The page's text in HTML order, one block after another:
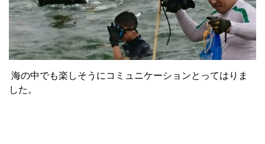
海の中でも楽しそうにコミュニケーションとってはりま
した。